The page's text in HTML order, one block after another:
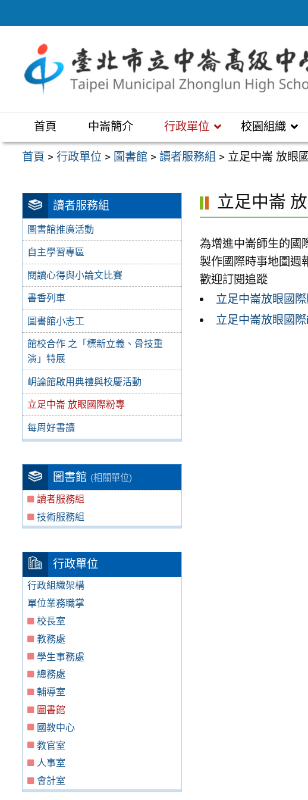
至
區
首頁 中崙簡介 行政單位 校園組織
首頁 >行政單位 > 圖書館 >讀者服務組 > 立足中崙 放眼
讀者服務組
圖書館推廣活動
自主學習專區
閱讀心得與小論文比賽
書香列車
圖書館小志工
館校合作 之「標新立義、骨技重
演」特展
岄論館啟用典禮與校慶活動
立足中崙 放眼國際粉專
每周好書讀
圖書館 (相關單位)
讀者服務組
技術服務組
行政單位
行政組織架構
單位業務職掌
校長室
教務處
學生事務處
總務處
輔導室
圖書館
國教中心
教官室
人事室
會計室
立足中崙
為增進中崙師生的國
製作國際時事地圖週
歡迎訂閱追蹤
立足中崙放眼國
立足中崙放眼國